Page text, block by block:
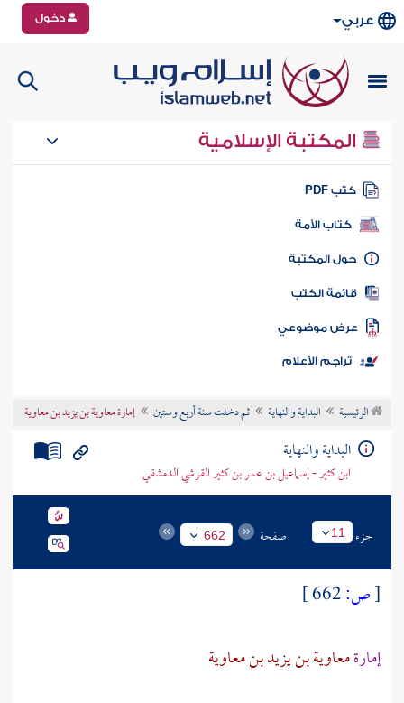
عربي دخول
المكتبة الإسلامية
كتب PDF
كتاب الأمة
المكتبة
الكتب
موضوعي
تراجم الأعلام
الرئيسية البداية والنهاية ثم دخلت سنة أربع وستين إمارة معاوية بن يزيد بن معاوية
البداية والنهاية
ابن كثير - إسماعيل بن عمر بن كثير القرشي الدمشقي
جزء 11 صفحة 662
[ص:
إمارةمعاوية بن يزيد بن معاوية